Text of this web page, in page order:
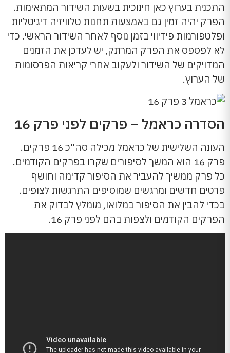
התכנית בערוץ כאן חינוכית בשעות השידור המתאימות.
הפרק יהיה זמין גם באמצעות תחנות טלוויזיה דיגיטליות
ופלטפורמות פידיווי בזמן נוסף לאחר השידור הראשי. כדי
לא לפספס את הפרק המרתק, יש לעדכן את הזמנים
המדויקים של השידור ולעקוב אחרי קריאות הפרסומות
של הערוץ.
הסדרה כראמל – פרקים לפני פרק 16
העונה השלישית של כראמל מכילה סה"כ 16 פרקים.
פרק 16 הוא המשך לסיפורים שקרו בפרקים הקודמים.
כל פרק ממשיך להעביר את הסיפור קדימה וחושף
פרטים חדשים ומרגשים שמוסיפים התרגשות לצופים.
בכדי להבין את הסיפור במלואו, מומלץ לבדוק את
הפרקים הקודמים ולצפות בהם לפני פרק 16.